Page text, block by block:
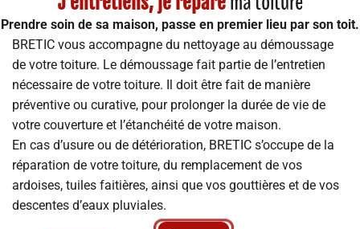
Prendre soin de sa maison, passe en premier lieu par son toit.
BRETIC vous accompagne du nettoyage au démoussage
de votre toiture. Le démoussage fait partie de l’entretien
nécessaire de votre toiture. Il doit être fait de manière
préventive ou curative, pour prolonger la durée de vie de
votre couverture et l’étanchéité de votre maison.
En cas d’usure ou de détérioration, BRETIC s’occupe de la
réparation de votre toiture, du remplacement de vos
ardoises, tuiles faitières, ainsi que vos gouttières et de vos
descentes d’eaux pluviales.